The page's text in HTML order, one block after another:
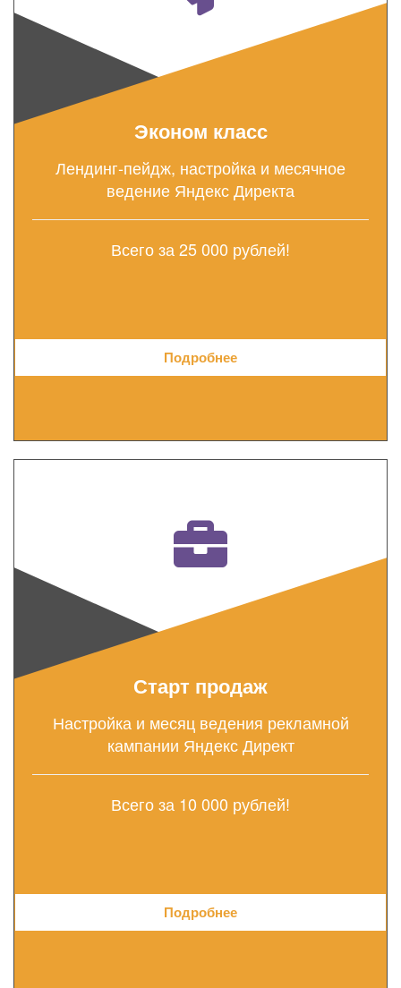
Эконом класс
Лендинг-пейдж, настройка и месячное
ведение Яндекс Директа
Всего за 25 000 рублей!
Подробнее
Старт продаж
Настройка и месяц ведения рекламной
кампании Яндекс Директ
Всего за 10 000 рублей!
Подробнее